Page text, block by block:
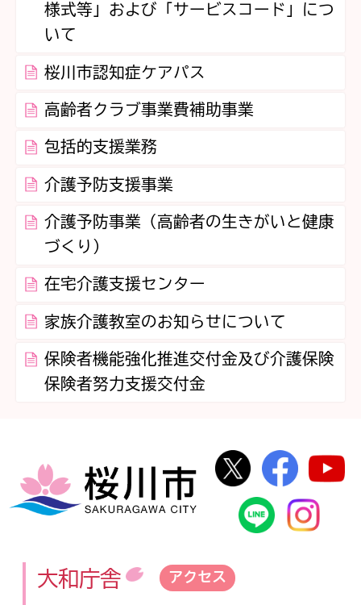
様式等」および「サービスコード」につ
いて
桜川市認知症ケアパス
高齢者クラブ事業費補助事業
包括的支援業務
介護予防支援事業
介護予防事業（高齢者の生きがいと健康
づくり）
在宅介護支援センター
家族介護教室のお知らせについて
保険者機能強化推進交付金及び介護保険
保険者努力支援交付金
桜川市
桜川市公式
桜川
桜川市公
大和庁舎 アクセス